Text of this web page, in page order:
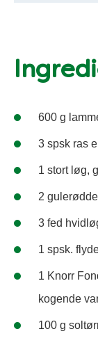
600 g
3 spsk ras
1 stort løg,
2
3 fed
1 spsk.
1 Knorr
kogende
100 g